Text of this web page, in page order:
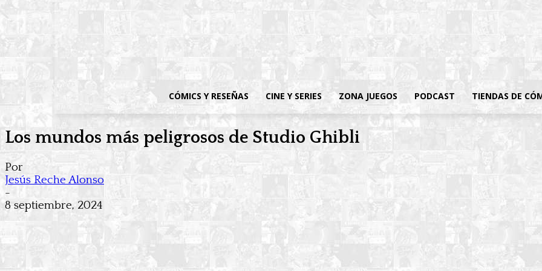
CÓMICS Y RESEÑAS CINE Y SERIES ZONA JUEGOS PODCAST TIENDAS DE
Los mundos más peligrosos de Studio Ghibli
Por
Jesús Reche Alonso
-
8 septiembre, 2024